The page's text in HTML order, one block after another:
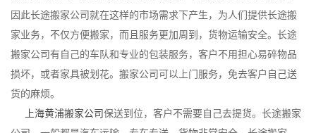
因此长途搬家公司就在这样的市场需求下产生，为人们提供长途搬
家业务，不仅方便搬家，而且服务更加周到，货物运输安全。长途
搬家公司有自己的车队和专业的包装服务，客户不用担心易碎物品
损坏，或者家具被划花。搬家公司可以上门服务，免去客户自己送
货的麻烦。
上海黄浦搬家公司 保送到位，客户不需要自己去提货。长途搬家